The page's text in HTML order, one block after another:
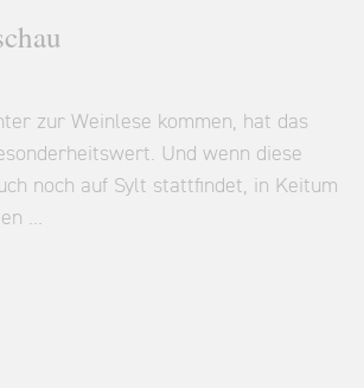
zur Weinlese kommen, hat das
Und wenn diese
noch auf Sylt stattfindet, in Keitum
…